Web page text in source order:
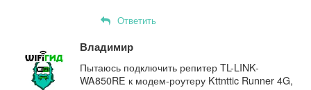
Ответить
Владимир
Пытаюсь подключить репитер TL-LINK-
WA850RE к модем-роутеру Kttnttic Runner 4G,